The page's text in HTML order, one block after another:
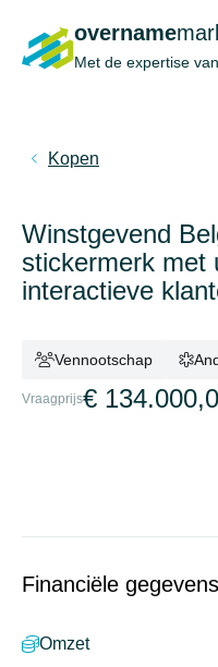
overname
Met de expertise van
Kopen
Winstgevend
stickermerk met
interactieve
Vennootschap
Vraagprijs€
Financiële gegevens
Omzet